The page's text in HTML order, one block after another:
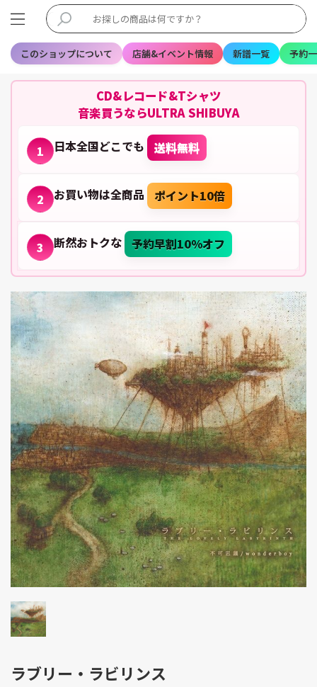
このショップについて 店舗&イベント情報 新譜一覧 予約
CD&レコード&Tシャツ
音楽買うならULTRA SHIBUYA
1 日本全国どこでも 送料無料
2 お買い物は全商品 ポイント10倍
3 断然おトクな 予約早割10%オフ
ラブリー・ラビリンス